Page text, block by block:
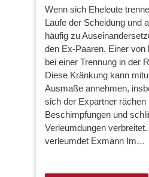
Wenn sich Eheleute
Laufe der Scheidung und
häufig zu
den Ex-Paaren. Einer von
bei einer Trennung in der
Diese Kränkung kann
Ausmaße annehmen,
sich der Expartner rächen
Beschimpfungen und
Verleumdungen
verleumdet Exmann Im…